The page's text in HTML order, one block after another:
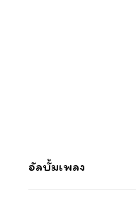
อัลบั้มเพลง